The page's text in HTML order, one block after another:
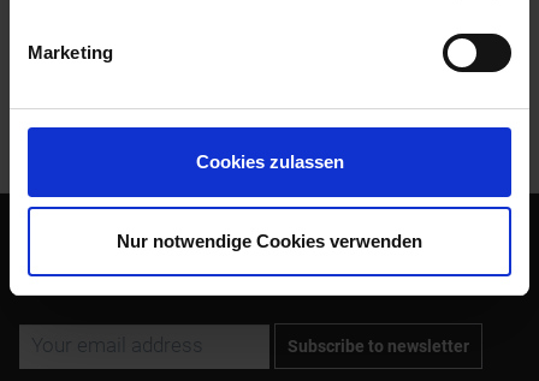
Marketing
Cookies zulassen
Nur notwendige Cookies verwenden
Subscribe to the free newsletter and ensure that you will no
longer miss any offers or news of Siebenrock.
Subscribe to newsletter